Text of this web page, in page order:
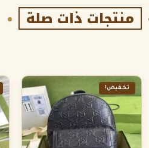
منتجات ذات صلة
تخفيض!